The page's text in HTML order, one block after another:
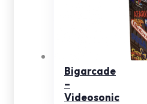
Bigarcade
–
Videosonic